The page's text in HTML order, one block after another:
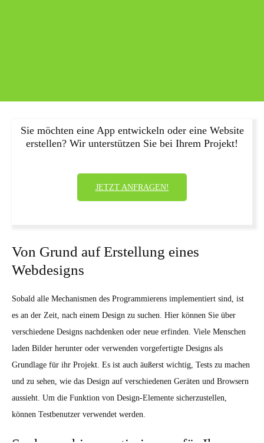
Sie möchten eine App entwickeln oder eine Website
erstellen? Wir unterstützen Sie bei Ihrem Projekt!
JETZT ANFRAGEN!
Von Grund auf Erstellung eines
Webdesigns
Sobald alle Mechanismen des Programmierens implementiert sind, ist
es an der Zeit, nach einem Design zu suchen. Hier können Sie über
verschiedene Designs nachdenken oder neue erfinden. Viele Menschen
laden Bilder herunter oder verwenden vorgefertigte Designs als
Grundlage für ihr Projekt. Es ist auch äußerst wichtig, Tests zu machen
und zu sehen, wie das Design auf verschiedenen Geräten und Browsern
aussieht. Um die Funktion von Design-Elemente sicherzustellen,
können Testbenutzer verwendet werden.